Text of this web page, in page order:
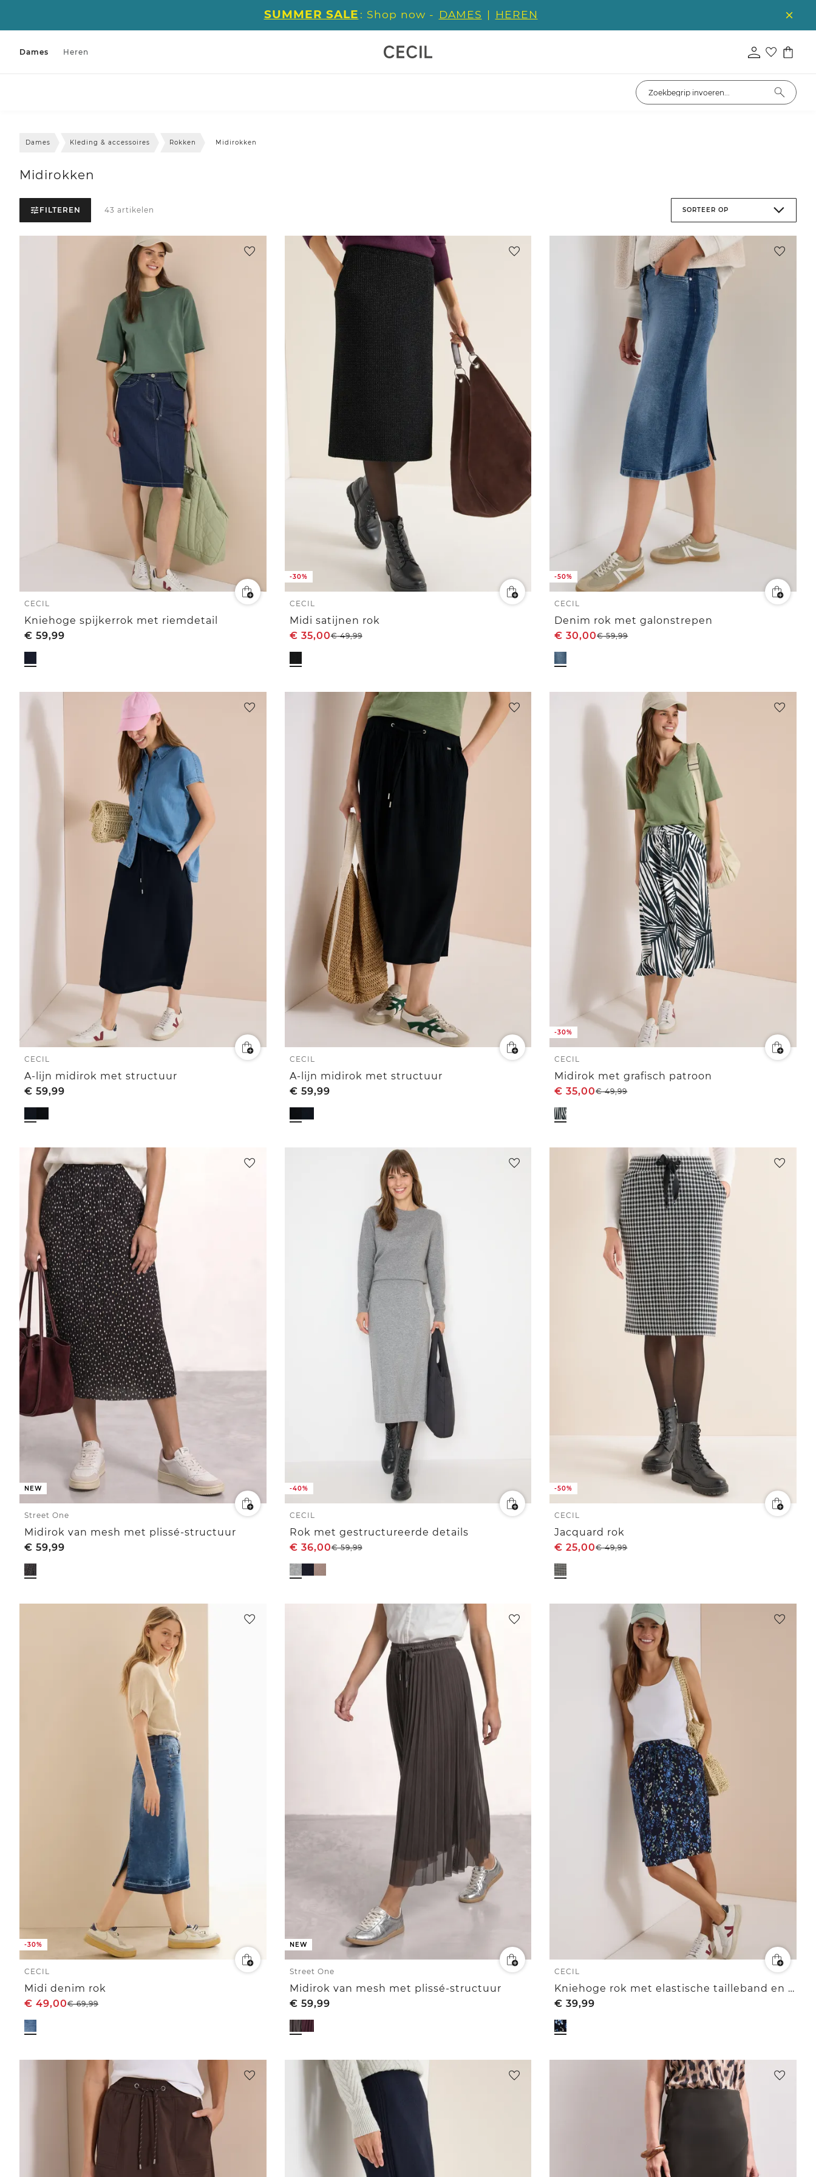
SUMMER SALE : Shop now - DAMES | HEREN
Dames Heren
Dames Kleding & accessoires Rokken Midirokken
Midirokken
FILTEREN 43 artikelen SORTEER OP
CECIL
Kniehoge spijkerrok met riemdetail
€ 59,99
-30%
CECIL
Midi satijnen rok
€ 35,00€49,99
-50%
CECIL
Denim rok met galonstrepen
€ 30,00€59,99
CECIL
A-lijn midirok met structuur
€ 59,99
CECIL
A-lijn midirok met structuur
€ 59,99
-30%
CECIL
Midirok met grafisch patroon
€ 35,00€49,99
NEW
Street One
Midirok van mesh met plissé-structuur
€ 59,99
-40%
CECIL
Rok met gestructureerde details
€ 36,00€59,99
-50%
CECIL
Jacquard rok
€ 25,00€49,99
-30%
CECIL
Midi denim rok
€ 49,00€69,99
NEW
Street One
Midirok van mesh met plissé-structuur
€ 59,99
CECIL
Kniehoge rok met elastische tailleband en print
€ 39,99